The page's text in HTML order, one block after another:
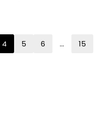
4 5 6 …
15